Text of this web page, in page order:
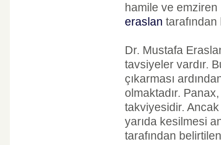
hamile ve emziren
eraslan
Dr. Mustafa
tavsiyeler vardır.
çıkarması
olmaktadır.
takviyesidir.
yarıda kesilmesi
tarafından